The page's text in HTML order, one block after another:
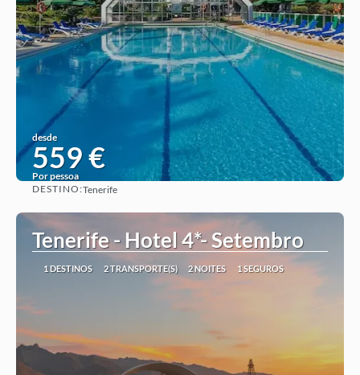
desde
559 €
Por pessoa
DESTINO:Tenerife
Tenerife - Hotel 4*- Setembro
1 DESTINOS 2 TRANSPORTE(S) 2 NOITES 1 SEGUROS